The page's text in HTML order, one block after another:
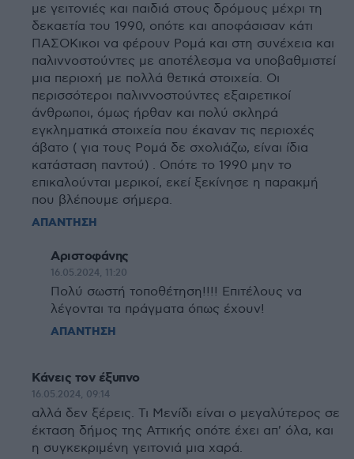
με γειτονιές και παιδιά στους δρόμους μέχρι τη
δεκαετία του 1990, οπότε και αποφάσισαν κάτι
ΠΑΣΟΚικοι να φέρουν Ρομά και στη συνέχεια και
παλιννοστούντες με αποτέλεσμα να υποβαθμιστεί
μια περιοχή με πολλά θετικά στοιχεία. Οι
περισσότεροι παλιννοστούντες εξαιρετικοί
άνθρωποι, όμως ήρθαν και πολύ σκληρά
εγκληματικά στοιχεία που έκαναν τις περιοχές
άβατο ( για τους Ρομά δε σχολιάζω, είναι ίδια
κατάσταση παντού) . Οπότε το 1990 μην το
επικαλούνται μερικοί, εκεί ξεκίνησε η παρακμή
που βλέπουμε σήμερα.
ΑΠΑΝΤΗΣΗ
Αριστοφάνης
16.05.2024, 11:20
Πολύ σωστή τοποθέτηση!!!! Επιτέλους να
λέγονται τα πράγματα όπως έχουν!
ΑΠΑΝΤΗΣΗ
Κάνεις τον έξυπνο
16.05.2024, 09:14
αλλά δεν ξέρεις. Τι Μενίδι είναι ο μεγαλύτερος σε
έκταση δήμος της Αττικής οπότε έχει απ' όλα, και
η συγκεκριμένη γειτονιά μια χαρά.